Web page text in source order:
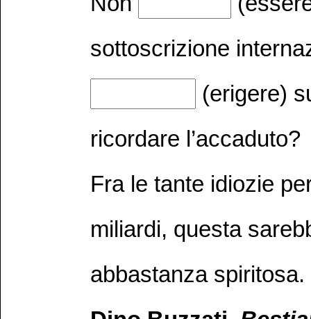
sottoscrizione
(erigere)
ricordare l’accaduto?
Fra le tante idiozie
miliardi, questa
abbastanza spiritosa.